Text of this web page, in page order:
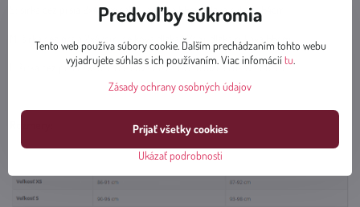
S: šírka cez prsia 2x45cm,celková dĺžka 66cm,dĺžka rukáva 64cm
M: šírka cez prsia 2x47cm, celková dĺžka 67cm, dĺžka rukáva 66cm
L: šírka cez prsia 2x49cm,celková dĺžka 67cm,dĺžka rukáva 66cm
Predvoľby súkromia
Tento web používa súbory cookie. Ďalším prechádzaním tohto webu
vyjadrujete súhlas s ich používaním. Viac infomáciítu.
Zásady ochrany osobných údajov
Ukázať podrobnosti
Prijať všetky cookies